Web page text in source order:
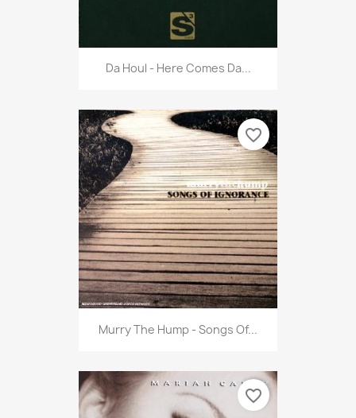
Da Houl - Here Comes Da...
Murry The Hump - Songs Of...
favorite_border
favorite_border